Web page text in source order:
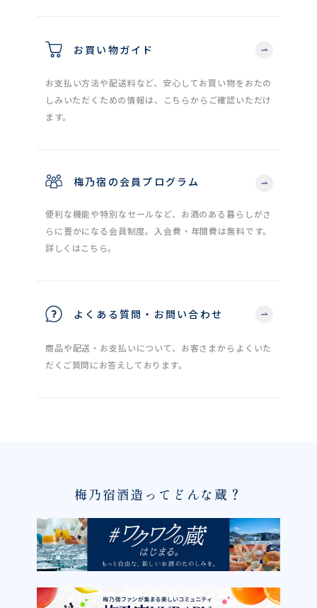
お買い物ガイド
お支払い方法や配送料など、安心してお買い物をおたの
しみいただくための情報は、こちらからご確認いただけ
ます。
梅乃宿の会員プログラム
便利な機能や特別なセールなど、お酒のある暮らしがさ
らに豊かになる会員制度。入会費・年間費は無料です。
詳しくはこちら。
よくある質問・お問い合わせ
商品や配送・お支払いについて、お客さまからよくいた
だくご質問にお答えしております。
梅乃宿酒造ってどんな蔵？